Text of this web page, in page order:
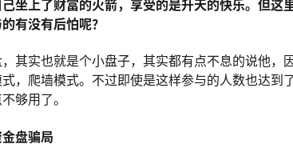
坐上了财富的火箭，享受的是升天的快乐。但这
有没有后怕呢？
其实也就是个小盘子，其实都有点不息的说他，
，爬墙模式。不过即使是这样参与的人数也达到
够用了。
盘骗局